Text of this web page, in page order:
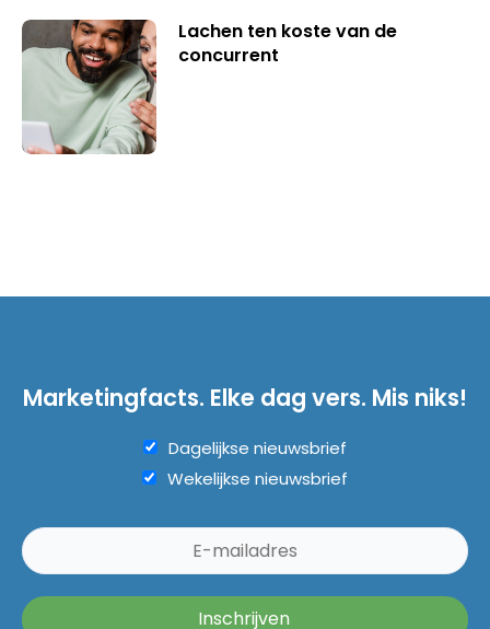
Lachen ten koste van de
concurrent
Marketingfacts. Elke dag vers. Mis niks!
Dagelijkse nieuwsbrief
Wekelijkse nieuwsbrief